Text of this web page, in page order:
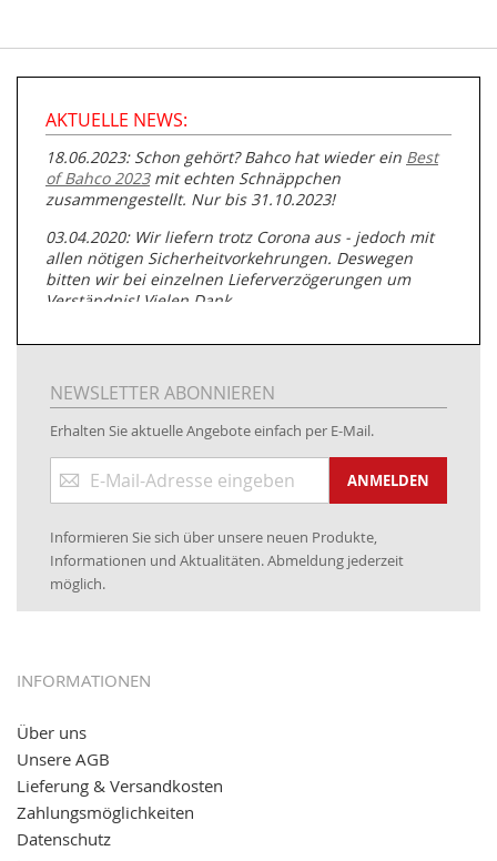
AKTUELLE NEWS:
18.06.2023: Schon gehört? Bahco hat wieder ein Best
of Bahco 2023mit echten Schnäppchen
zusammengestellt. Nur bis 31.10.2023!
03.04.2020: Wir liefern trotz Corona aus - jedoch mit
allen nötigen Sicherheitvorkehrungen. Deswegen
bitten wir bei einzelnen Lieferverzögerungen um
Verständnis! Vielen Dank.
05.07.2019: Neuester Zugang zu unserer
Rohrbearbeitung
01.06.2019: Individuell
bedruckte Kabeltrommeln
www.kabeltrommeln-versand.de/Kabelbedruckung
04.11.2018: Überarbeitung der Corporate Identity (CI)
16.01.2017:JETZT NEU- Visa & MasterCard (inkl.
Maestro)
12.01.2017:JETZT NEU- giropay, SOFORT-Überweisung
05.09.2016: NEUE Topseller bei
11.08.2016: Gerade entsteht unser "neuer"
Partnershop
Online-Shop für einfaches Transportieren. Einfach
reinschauen...
NEWSLETTER ABONNIEREN
Erhalten Sie aktuelle Angebote einfach per E-Mail.
zum
ANMELDEN
Informieren Sie sich über unsere neuen Produkte,
Informationen und Aktualitäten. Abmeldung jederzeit
möglich.
INFORMATIONEN
Über uns
Unsere AGB
Lieferung & Versandkosten
Zahlungsmöglichkeiten
Datenschutz